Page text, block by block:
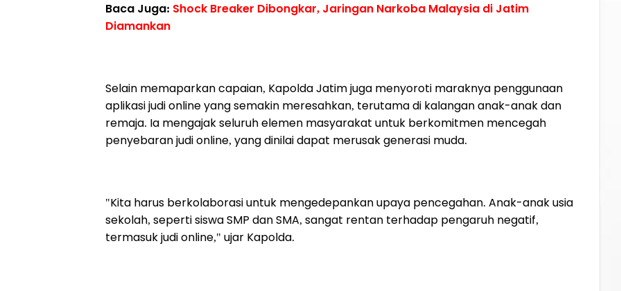
Baca Juga: Shock Breaker Dibongkar, Jaringan Narkoba Malaysia di Jatim
Diamankan
Selain memaparkan capaian, Kapolda Jatim juga menyoroti maraknya penggunaan
aplikasi judi online yang semakin meresahkan, terutama di kalangan anak-anak dan
remaja. Ia mengajak seluruh elemen masyarakat untuk berkomitmen mencegah
penyebaran judi online, yang dinilai dapat merusak generasi muda.
"Kita harus berkolaborasi untuk mengedepankan upaya pencegahan. Anak-anak usia
sekolah, seperti siswa SMP dan SMA, sangat rentan terhadap pengaruh negatif,
termasuk judi online," ujar Kapolda.